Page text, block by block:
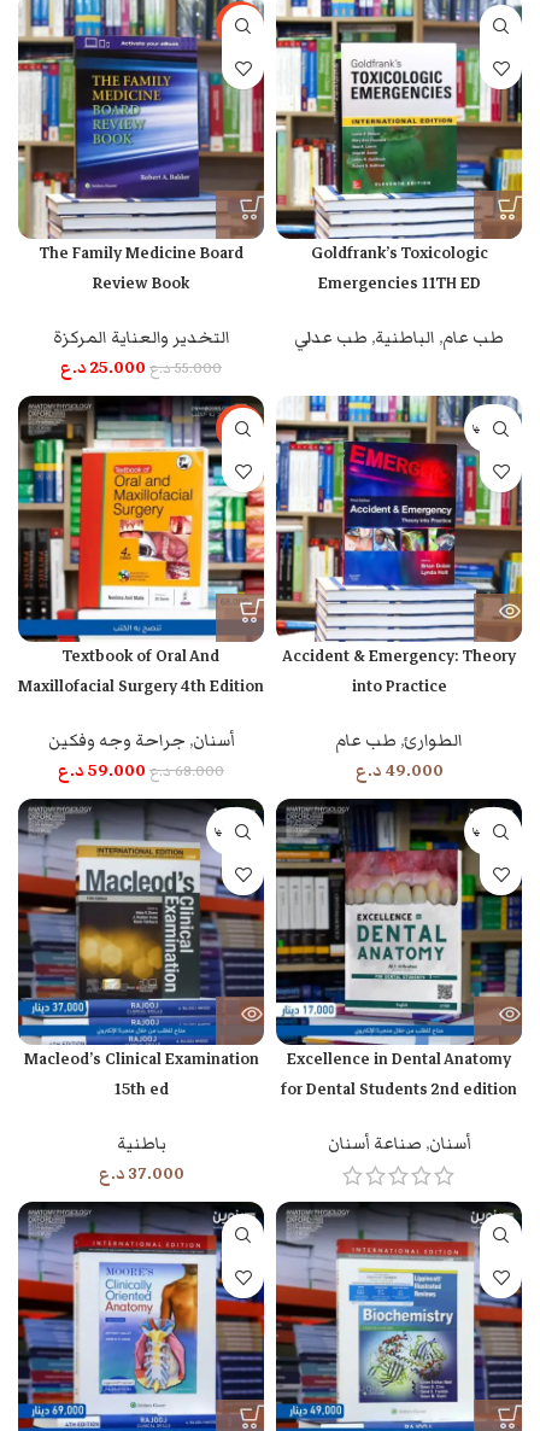
Goldfrank’s Toxicologic
Emergencies 11TH ED
طب عام, الباطنية, طب عدلي
-55%
The Family Medicine Board
Review Book
التخدير والعناية المركزة
55.000د.ع 25.000د.ع
بيعت كلها
Accident & Emergency: Theory
into Practice
الطوارئ, طب عام
49.000د.ع
-13%
Textbook of Oral And
Maxillofacial Surgery 4th Edition
أسنان, جراحة وجه وفكين
68.000د.ع 59.000د.ع
بيعت كلها
Excellence in Dental Anatomy
for Dental Students 2nd edition
أسنان, صناعة أسنان
بيعت كلها
Macleod’s Clinical Examination
15th ed
باطنية
37.000د.ع